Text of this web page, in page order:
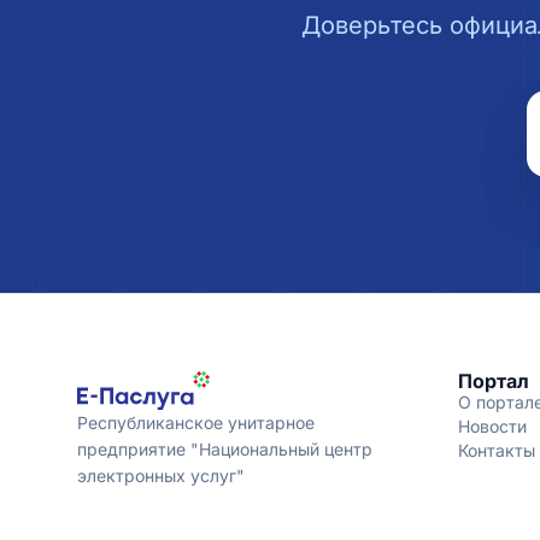
Доверьтесь
Республиканское унитарное
предприятие "Национальный центр
электронных услуг"
Портал
О
Новости
Контакты